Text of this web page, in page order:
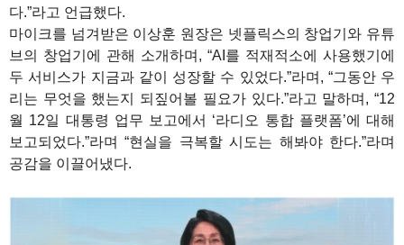
다.”라고 언급했다.
마이크를 넘겨받은 이상훈 원장은 넷플릭스의 창업기와 유튜
브의 창업기에 관해 소개하며, “AI를 적재적소에 사용했기에
두 서비스가 지금과 같이 성장할 수 있었다.”라며, “그동안 우
리는 무엇을 했는지 되짚어볼 필요가 있다.”라고 말하며, “12
월 12일 대통령 업무 보고에서 ‘라디오 통합 플랫폼’에 대해
보고되었다.”라며 “현실을 극복할 시도는 해봐야 한다.”라며
공감을 이끌어냈다.